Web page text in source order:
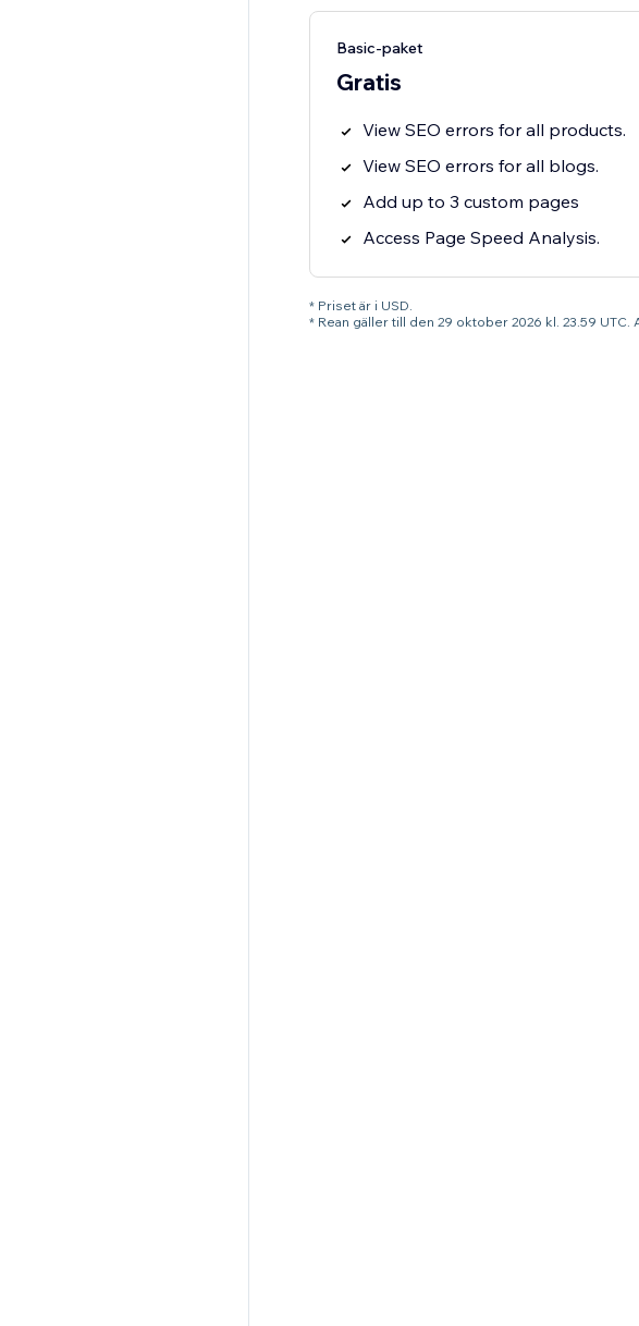
Basic-paket
Gratis
View SEO errors for all products.
View SEO errors for all blogs.
Add up to 3 custom pages
Access Page Speed Analysis.
* Priset är i USD.
* Rean gäller till den 29 oktober 2026 kl. 23.59